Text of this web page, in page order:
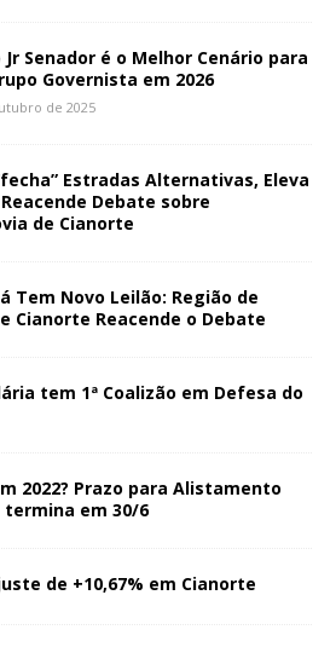
Jr Senador é o Melhor Cenário para
Governista em 2026
de 2025
Estradas Alternativas, Eleva
Debate sobre
de Cianorte
Tem Novo Leilão: Região de
Cianorte Reacende o Debate
tem 1ª Coalizão em Defesa do
2022? Prazo para Alistamento
em 30/6
de +10,67% em Cianorte